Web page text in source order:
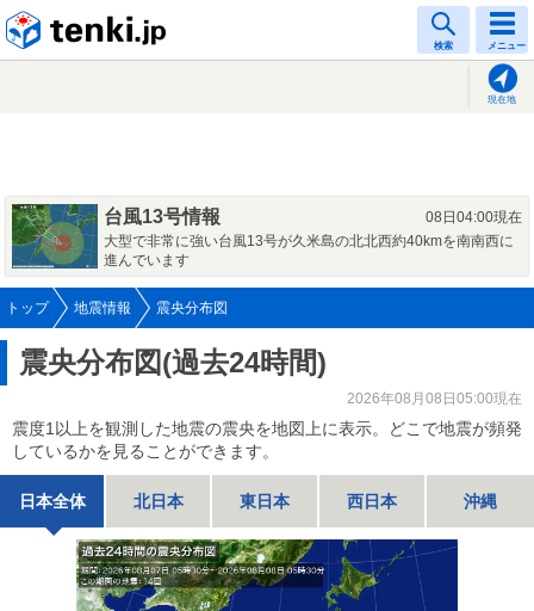
検索 メニュー
現在地
台風13号情報
08日04:00現在
大型で非常に強い台風13号が久米島の北北西約40kmを南南西に
進んでいます
トップ 地震情報 震央分布図
震央分布図(過去24時間)
2026年08月08日05:00現在
震度1以上を観測した地震の震央を地図上に表示。どこで地震が頻発
しているかを見ることができます。
日本全体 北日本 東日本 西日本 沖縄